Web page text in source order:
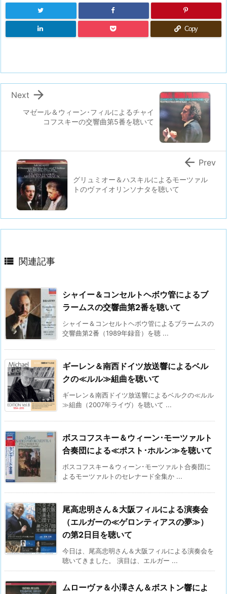
Copy
マゼール＆ウィーン･フィルによるチャイ
コフスキーの交響曲第5番を聴いて

Next
グリュミオー＆ハスキルによるモーツァル
トのヴァイオリンソナタを聴いて
 Prev
 関連記事
シャイー＆コンセルトヘボウ管によるブ
ラームスの交響曲第2番を聴いて
シャイー＆コンセルトヘボウ管によるブラームスの
交響曲第2番（1989年録音）を聴 ...
ギーレン＆南西ドイツ放送響によるベル
クの≪ルル≫組曲を聴いて
ギーレン＆南西ドイツ放送響によるベルクの≪ルル
≫組曲（2007年ライヴ）を聴いて ...
ボスコフスキー＆ウィーン･モーツァルト
合奏団による≪ポスト･ホルン≫を聴いて
ボスコフスキー＆ウィーン･モーツァルト合奏団に
よるモーツァルトのセレナード全集か ...
尾高忠明さん＆大阪フィルによる演奏会
（エルガーの≪ゲロンティアスの夢≫）
の第2日目を聴いて
今日は、尾高忠明さん＆大阪フィルによる演奏会を
聴いてきました。 演目は、エルガー ...
ムローヴァ＆小澤さん＆ボストン響によ